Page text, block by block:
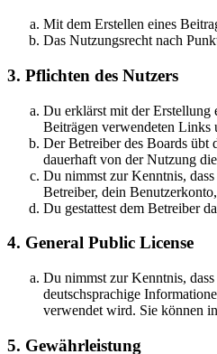
Mit dem Erstellen eines
Das Nutzungsrecht nach
3. Pflichten des Nutzers
Du erklärst mit der Erstellung
Beiträgen verwendeten Links
Der Betreiber des Boards übt
dauerhaft von der Nutzung
Du nimmst zur Kenntnis,
Betreiber, dein
Du gestattest dem Betreiber
4. General Public License
Du nimmst zur Kenntnis,
deutschsprachige
verwendet wird. Sie können
5. Gewährleistung